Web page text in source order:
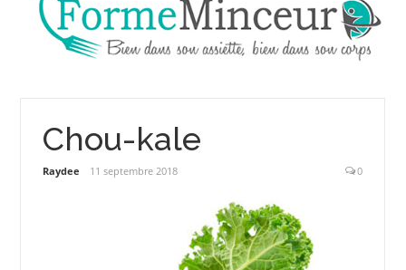
Chou-kale
Raydee 11 septembre 2018 0